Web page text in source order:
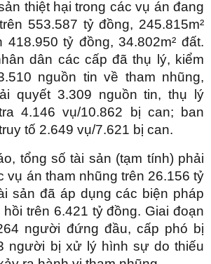
thiệt hại trong các vụ án đang
553.587 tỷ đồng, 245.815m²
418.950 tỷ đồng, 34.802m² đất.
dân các cấp đã thụ lý, kiểm
nguồn tin về tham nhũng,
quyết 3.309 nguồn tin, thụ lý
4.146 vụ/10.862 bị can; ban
tố 2.649 vụ/7.621 bị can.
tổng số tài sản (tạm tính) phải
vụ án tham nhũng trên 26.156 tỷ
sản đã áp dụng các biện pháp
trên 6.421 tỷ đồng. Giai đoạn
người đứng đầu, cấp phó bị
người bị xử lý hình sự do thiếu